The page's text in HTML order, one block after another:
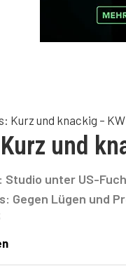
Kurz und knackig –
und
Studio unter US-
Gegen Lügen und